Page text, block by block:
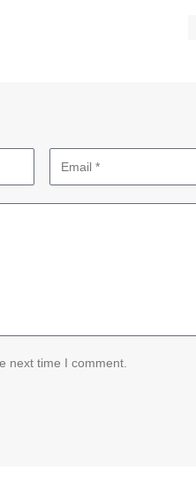
next time I comment.